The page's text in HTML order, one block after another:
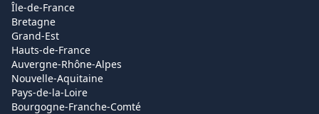
Île-de-France
Bretagne
Grand-Est
Hauts-de-France
Auvergne-Rhône-Alpes
Nouvelle-Aquitaine
Pays-de-la-Loire
Bourgogne-Franche-Comté